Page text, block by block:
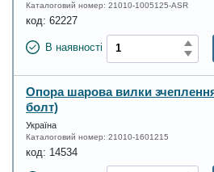
Каталоговий номер: 21010-1005125-ASR
код: 62227
В наявності
Опора шарова вилки
болт)
Україна
Каталоговий номер: 21010-1601215
код: 14534